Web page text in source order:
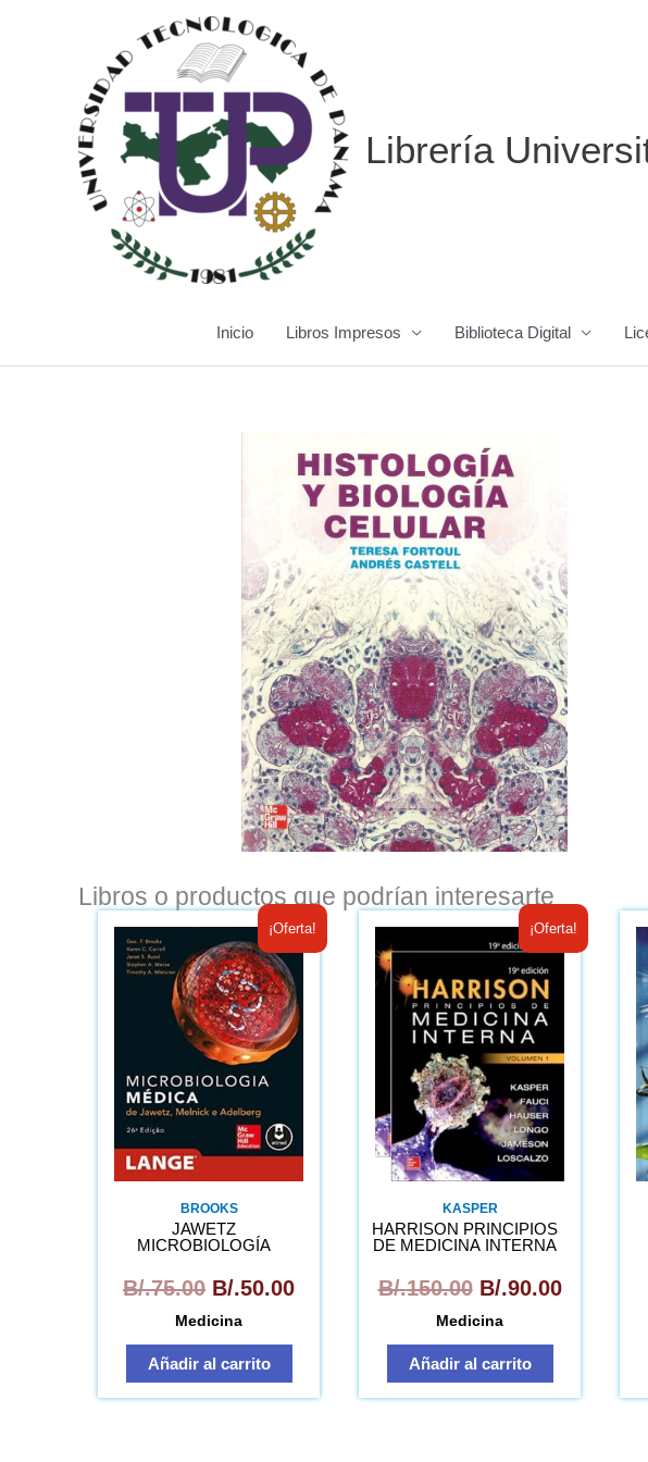
Librería
Inicio Libros Impresos Biblioteca Digital
Libros o productos que podrían interesarte
¡Oferta!
BROOKS
JAWETZ
MICROBIOLOGÍA
B/.75.00
El
precio
original
era:
B/.75.00.
B/.50.00
El
precio
actual
es:
B/.50.00.
Medicina
Añadir al carrito
¡Oferta!
KASPER
HARRISON PRINCIPIOS
DE MEDICINA INTERNA
B/.150.00
El
precio
original
era:
B/.150.00.
B/.90.00
El
precio
B/
Medicina
Añadir al carrito